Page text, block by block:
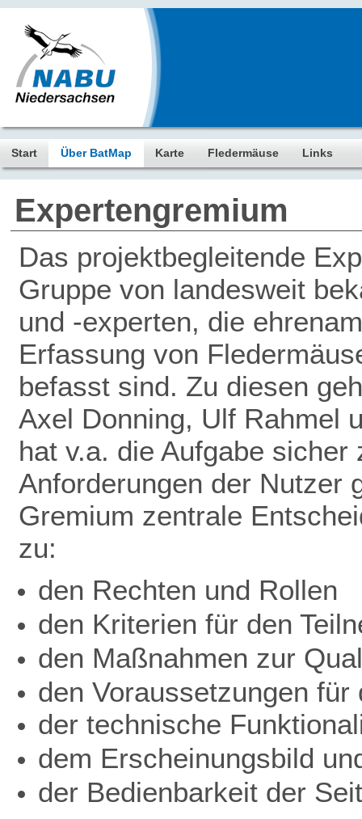
Start Über BatMap Karte Fledermäuse Links
Expertengremium
Das projektbegleitende
Gruppe von landesweit
und -experten, die
Erfassung von
befasst sind. Zu diesen
Axel Donning, Ulf Rahmel
hat v.a. die Aufgabe
Anforderungen der Nutzer
Gremium zentrale
zu:
den Rechten und Rollen
den Kriterien für den
den Maßnahmen zur
den Voraussetzungen
der technische
dem Erscheinungsbild
der Bedienbarkeit der